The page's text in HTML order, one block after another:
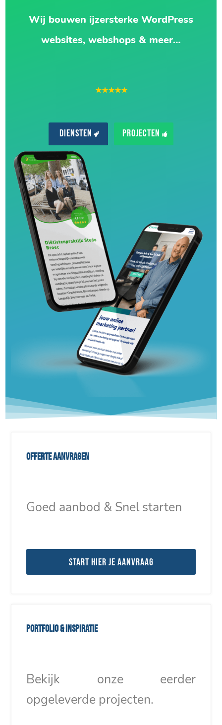
Wij bouwen ijzersterke WordPress
websites, webshops & meer…
★★★★★
Diensten Projecten
Offerte aanvragen
Goed aanbod & Snel starten
Start hier je aanvraag
Portfolio & inspiratie
Bekijk onze eerder
opgeleverde projecten.